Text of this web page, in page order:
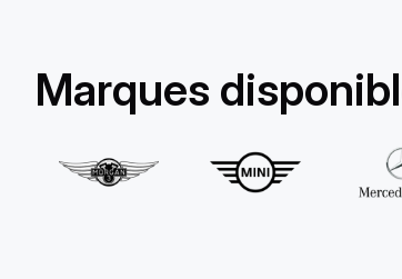
Réservez dès maintenant
Marques